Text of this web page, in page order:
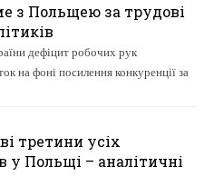
з Польщею за трудові
дефіцит робочих рук
на фоні посилення конкуренції за
третини усіх
у Польщі – аналітичні